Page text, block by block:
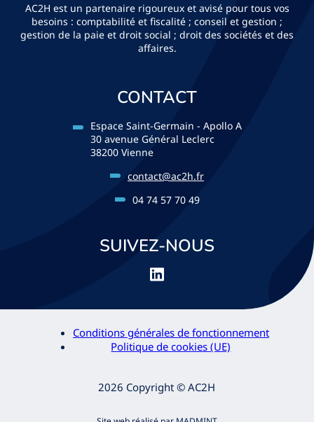
AC2H est un partenaire rigoureux et avisé pour tous vos
besoins : comptabilité et fiscalité ; conseil et gestion ;
gestion de la paie et droit social ; droit des sociétés et des
affaires.
CONTACT
Espace Saint-Germain - Apollo A
30 avenue Général Leclerc
38200 Vienne
contact@ac2h.fr
04 74 57 70 49
SUIVEZ-NOUS
2026 Copyright © AC2H
Conditions générales de fonctionnement
Politique de cookies (UE)